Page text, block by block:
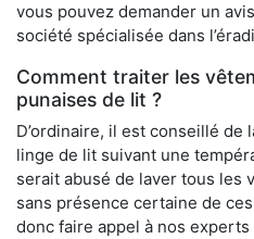
vous pouvez demander un
société spécialisée dans
Comment traiter les
punaises de lit ?
D’ordinaire, il est conseillé de
linge de lit suivant une
serait abusé de laver tous les
sans présence certaine de
donc faire appel à nos